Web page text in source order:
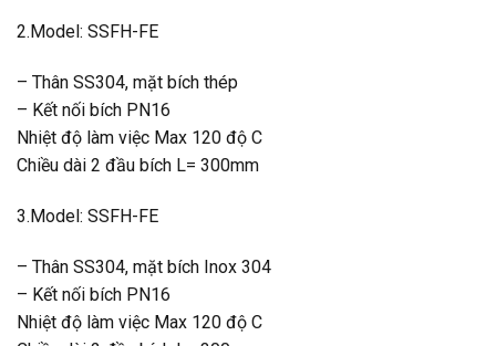
2.Model: SSFH-FE
– Thân SS304, mặt bích thép
– Kết nối bích PN16
Nhiệt độ làm việc Max 120 độ C
Chiều dài 2 đầu bích L= 300mm
3.Model: SSFH-FE
– Thân SS304, mặt bích Inox 304
– Kết nối bích PN16
Nhiệt độ làm việc Max 120 độ C